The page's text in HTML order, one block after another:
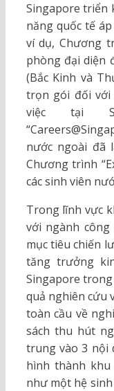
Singapore triển
năng quốc tế
ví dụ, Chương
phòng đại diện
(Bắc Kinh và
trọn gói đối với
việc tại
nước ngoài đã
Chương trình
các sinh viên
Trong lĩnh vực
với ngành
mục tiêu chiến
tăng trưởng
Singapore
quả nghiên cứu
toàn cầu về
sách thu hút
trung vào 3 nội
hình thành
như một hệ